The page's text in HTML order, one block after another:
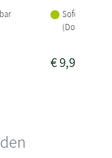
Sofort
(Download)
€9,99